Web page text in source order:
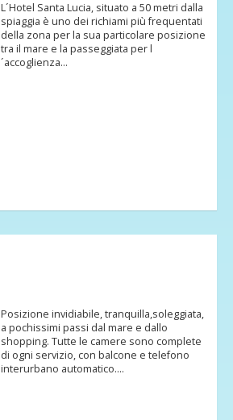
L´Hotel Santa Lucia, situato a 50 metri dalla
spiaggia è uno dei richiami più frequentati
della zona per la sua particolare posizione
tra il mare e la passeggiata per l
´accoglienza…
Posizione invidiabile, tranquilla,soleggiata,
a pochissimi passi dal mare e dallo
shopping. Tutte le camere sono complete
di ogni servizio, con balcone e telefono
interurbano automatico.…